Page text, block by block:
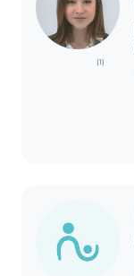
(1)